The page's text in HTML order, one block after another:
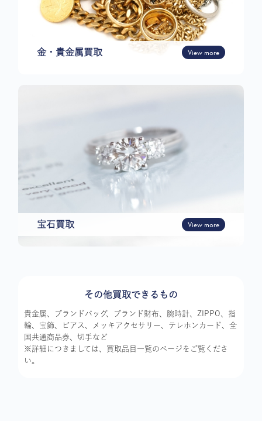
金・貴金属買取 View more
宝石買取 View more
その他買取できるもの
貴金属、ブランドバッグ、ブランド財布、腕時計、ZIPPO、指
輪、宝飾、ピアス、メッキアクセサリー、テレホンカード、全
国共通商品券、切手など
※詳細につきましては、買取品目一覧のページをご覧くださ
い。